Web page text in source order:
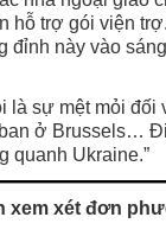
hỗ trợ gói viện
này vào
là sự mệt mỏi đối
ở Brussels…
quanh Ukraine.”
xem xét đơn